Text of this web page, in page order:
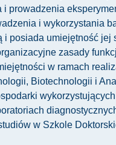
prowadzenia
i wykorzystania
posiada umiejętność
zasady
w ramach
Biotechnologii i
w Szkole